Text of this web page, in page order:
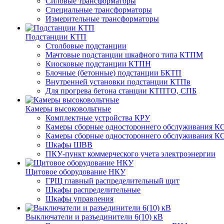
Специальные трансформаторы
Измерительные трансформаторы
Подстанции КТП
Столбовые подстанции
Мачтовые подстанции шкафного типа КТПМ
Киосковые подстанции КТПН
Блочные (бетонные) подстанции БКТП
Внутренней установки подстанции КТПв
Для прогрева бетона станции КТПТО, СПБ
Камеры высоковольтные
Комплектные устройства КРУ
Камеры сборные одностороннего обслуживания
Камеры сборные одностороннего обслуживания
Шкафы ШВВ
ПКУ-пункт коммерческого учета электроэнергии
Щитовое оборудование НКУ
ГРЩ главный распределительный щит
Шкафы распределительные
Шкафы управления
Выключатели и разъединители 6(10) кВ